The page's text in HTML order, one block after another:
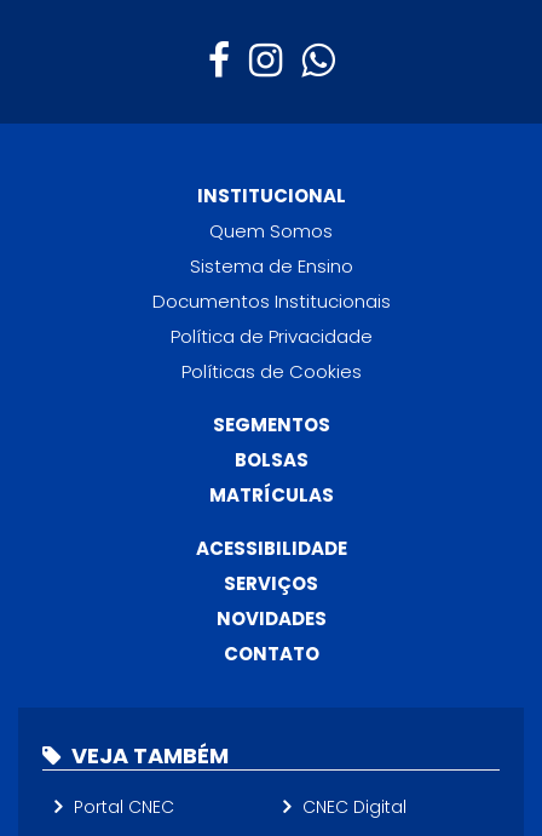
INSTITUCIONAL
Quem Somos
Sistema de Ensino
Documentos Institucionais
Política de Privacidade
Políticas de Cookies
SEGMENTOS
BOLSAS
MATRÍCULAS
ACESSIBILIDADE
SERVIÇOS
NOVIDADES
CONTATO
VEJA TAMBÉM
Portal CNEC CNEC Digital